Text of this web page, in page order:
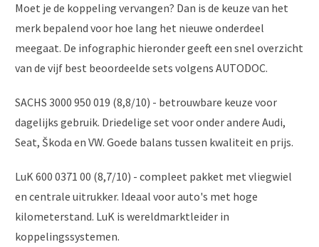
Moet je de koppeling vervangen? Dan is de keuze van het
merk bepalend voor hoe lang het nieuwe onderdeel
meegaat. De infographic hieronder geeft een snel overzicht
van de vijf best beoordeelde sets volgens AUTODOC.
SACHS 3000 950 019 (8,8/10) - betrouwbare keuze voor
dagelijks gebruik. Driedelige set voor onder andere Audi,
Seat, Škoda en VW. Goede balans tussen kwaliteit en prijs.
LuK 600 0371 00 (8,7/10) - compleet pakket met vliegwiel
en centrale uitrukker. Ideaal voor auto's met hoge
kilometerstand. LuK is wereldmarktleider in
koppelingssystemen.